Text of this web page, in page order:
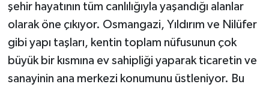
şehir hayatının tüm canlılığıyla yaşandığı alanlar
olarak öne çıkıyor. Osmangazi, Yıldırım ve Nilüfer
gibi yapı taşları, kentin toplam nüfusunun çok
büyük bir kısmına ev sahipliği yaparak ticaretin ve
sanayinin ana merkezi konumunu üstleniyor. Bu